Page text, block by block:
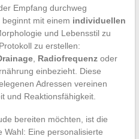
Empfang durchweg
mit einem individuellen
und Lebensstil zu
zu erstellen:
, Radiofrequenzoder
einbezieht. Diese
Adressen vereinen
und Reaktionsfähigkeit.
bereiten möchten, ist die
Eine personalisierte